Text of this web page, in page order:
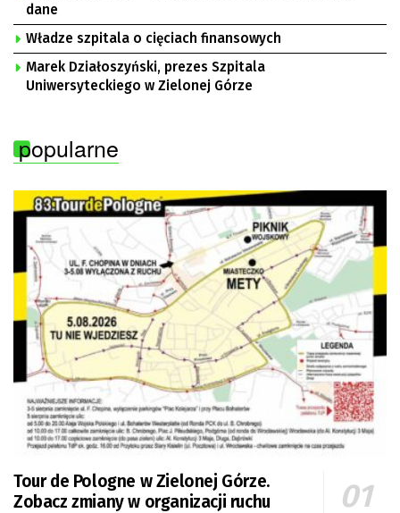
dane
Władze szpitala o cięciach finansowych
Marek Działoszyński, prezes Szpitala
Uniwersyteckiego w Zielonej Górze
popularne
Tour de Pologne w Zielonej Górze.
Zobacz zmiany w organizacji ruchu